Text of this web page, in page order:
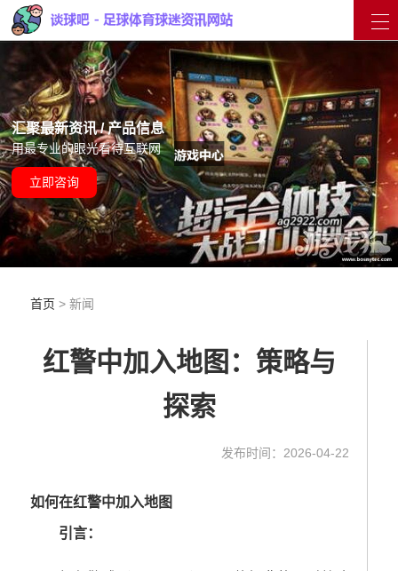
汇聚最新资讯 / 产品信息
用最专业的眼光看待互联网
立即咨询
首页 > 新闻
红警中加入地图：策略与
探索
发布时间：2026-04-22
如何在红警中加入地图
引言：